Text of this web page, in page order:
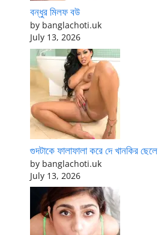
বন্ধুর মিলফ বউ
by banglachoti.uk
July 13, 2026
গুদটাকে ফালাফালা করে দে খানকির ছেলে
by banglachoti.uk
July 13, 2026